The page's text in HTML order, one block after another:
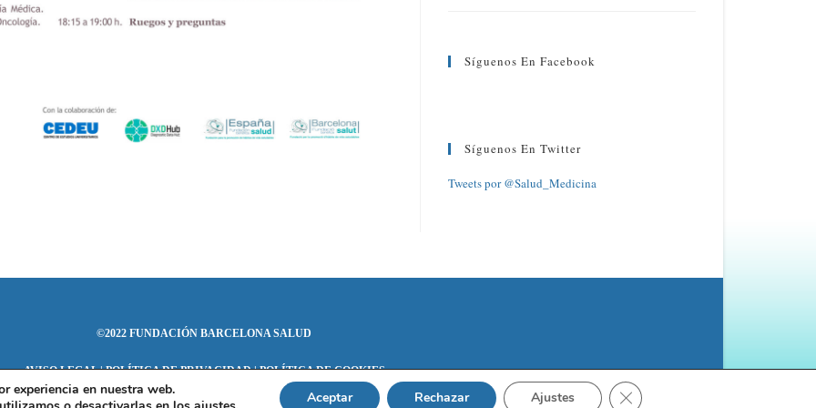
Síguenos En Facebook
Síguenos En Twitter
Tweets por @Salud_Medicina
©2022 FUNDACIÓN BARCELONA SALUD
AVISO LEGAL|POLÍTICA DE PRIVACIDAD|POLÍTICA DE COOKIES
experiencia en nuestra web.
Aceptar Rechazar Ajustes Cerrar el banner de cookies